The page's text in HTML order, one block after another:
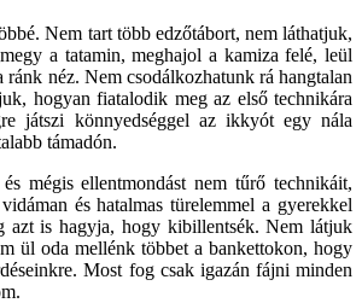
Nem tart több edzőtábort, nem láthatjuk,
a tatamin, meghajol a kamiza felé, leül
ránk néz. Nem csodálkozhatunk rá hangtalan
hogyan fiatalodik meg az első technikára
játszi könnyedséggel az ikkyót egy nála
támadón.
mégis ellentmondást nem tűrő technikáit,
és hatalmas türelemmel a gyerekkel
azt is hagyja, hogy kibillentsék. Nem látjuk
ül oda mellénk többet a bankettokon, hogy
Most fog csak igazán fájni minden